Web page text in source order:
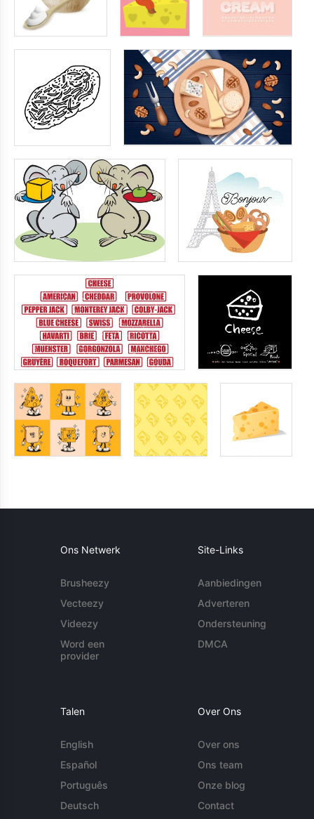
Ons Netwerk
Brusheezy
Vecteezy
Videezy
Word een
provider
Site-Links
Aanbiedingen
Adverteren
Ondersteuning
DMCA
Talen
English
Español
Português
Deutsch
Over Ons
Over ons
Ons team
Onze blog
Contact